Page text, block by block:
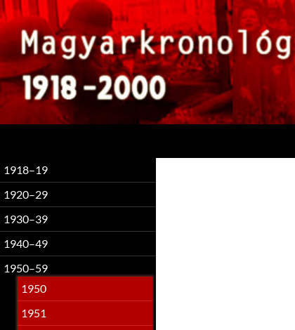
1918–19
1920–29
1930–39
1940–49
1950–59
1950
1951